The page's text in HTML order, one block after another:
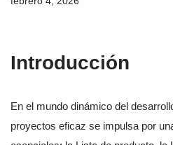
Introducción
En el mundo dinámico del
proyectos eficaz se impulsa por